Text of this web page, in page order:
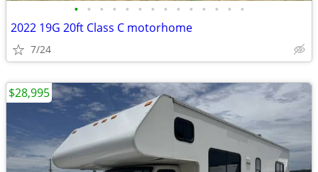
• • • • • • • • • • • • • •
2022 19G 20ft Class C motorhome
7/24
$28,995